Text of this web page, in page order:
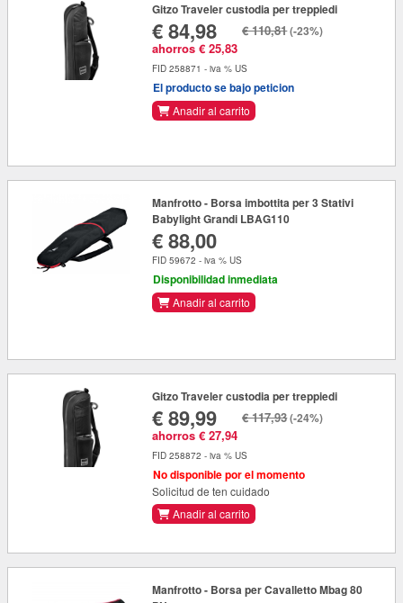
Gitzo Traveler custodia per treppiedi
€ 84,98
ahorros € 25,83
€ 110,81(-23%)
FID 258871 - iva % US
El producto se bajo peticion
Anadir al carrito
Manfrotto - Borsa imbottita per 3 Stativi
Babylight Grandi LBAG110
€ 88,00
FID 59672 - iva % US
Disponibilidad inmediata
Anadir al carrito
Gitzo Traveler custodia per treppiedi
€ 89,99
ahorros € 27,94
€ 117,93(-24%)
FID 258872 - iva % US
No disponible por el momento
Solicitud de ten cuidado
Anadir al carrito
Manfrotto - Borsa per Cavalletto Mbag 80